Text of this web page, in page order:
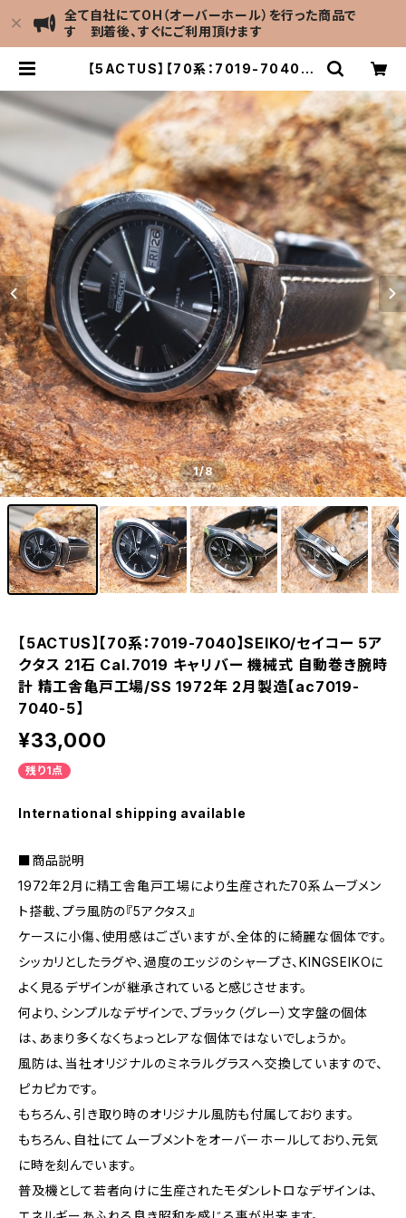
全て自社にてOH（オーバーホール）を行った商品で
す 到着後、すぐにご利用頂けます
【5ACTUS】【70系：7019-7040】S
7019 キャリバー 機械式 自動巻き腕
時計 精工舎亀戸工場/SS 1972年 2
月製造【ac7019-7040-5】 | LEV
EL7 Antique Watch館
1/8
【5ACTUS】【70系：7019-7040】SEIKO/セイコー 5ア
クタス 21石 Cal.7019 キャリバー 機械式 自動巻き腕時
計 精工舎亀戸工場/SS 1972年 2月製造【ac7019-
7040-5】
¥33,000
残り1点
International shipping available
■商品説明
1972年2月に精工舎亀戸工場により生産された70系ムーブメン
ト搭載、プラ風防の『5アクタス』
ケースに小傷、使用感はございますが、全体的に綺麗な個体です。
シッカリとしたラグや、過度のエッジのシャープさ、KINGSEIKOに
よく見るデザインが継承されていると感じさせます。
何より、シンプルなデザインで、ブラック（グレー）文字盤の個体
は、あまり多くなくちょっとレアな個体ではないでしょうか。
風防は、当社オリジナルのミネラルグラスへ交換していますので、
ピカピカです。
もちろん、引き取り時のオリジナル風防も付属しております。
もちろん、自社にてムーブメントをオーバーホールしており、元気
に時を刻んでいます。
普及機として若者向けに生産されたモダンレトロなデザインは、